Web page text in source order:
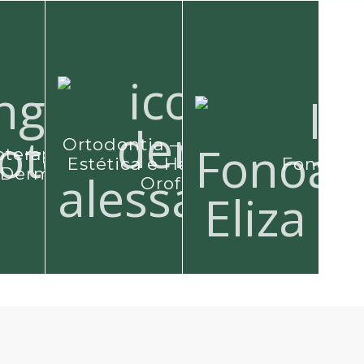
Acupuntura e
Dermatofuncional
Ortodontia – Odontologia
Estética e Harmonização
Orofacial